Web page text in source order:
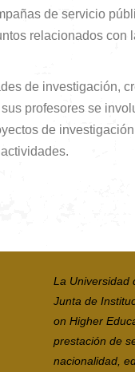
de servicio
relacionados con
de investigación,
profesores se
de
La Universidad
Junta de
on Higher
prestación de
nacionalidad,